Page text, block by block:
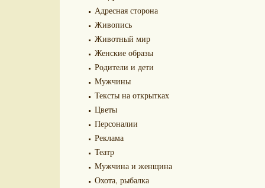
Адресная сторона
Живопись
Животный мир
Женские образы
Родители и дети
Мужчины
Тексты на открытках
Цветы
Персоналии
Реклама
Театр
Мужчина и женщина
Охота, рыбалка